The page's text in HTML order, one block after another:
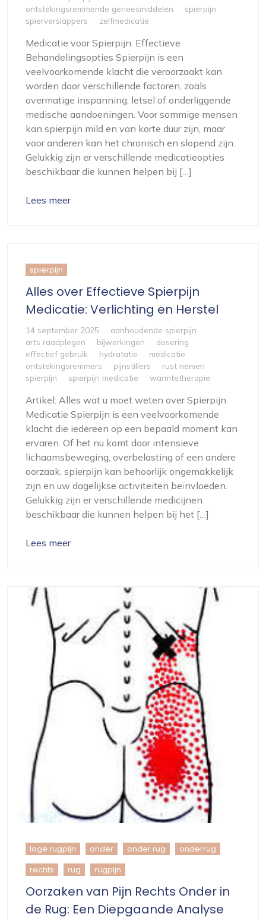
ontstekingsremmende geneesmiddelen
spierpijn
spierverslappers
zelfmedicatie
Medicatie voor Spierpijn: Effectieve
Behandelingsopties Spierpijn is een
veelvoorkomende klacht die veroorzaakt kan
worden door verschillende factoren, zoals
overmatige inspanning, letsel of onderliggende
medische aandoeningen. Voor sommige mensen
kan spierpijn mild en van korte duur zijn, maar
voor anderen kan het chronisch en slopend zijn.
Gelukkig zijn er verschillende medicatieopties
beschikbaar die kunnen helpen bij […]
Lees meer
spierpijn
Alles over Effectieve Spierpijn
Medicatie: Verlichting en Herstel
14 september 2025
aanhoudende spierpijn
arts raadplegen
bijwerkingen
dosering
effectief gebruik
hydratatie
medicatie
ontstekingsremmers
pijnstillers
rust nemen
spierpijn
spierpijn medicatie warmtetherapie
Artikel: Alles wat u moet weten over Spierpijn
Medicatie Spierpijn is een veelvoorkomende
klacht die iedereen op een bepaald moment kan
ervaren. Of het nu komt door intensieve
lichaamsbeweging, overbelasting of een andere
oorzaak, spierpijn kan behoorlijk ongemakkelijk
zijn en uw dagelijkse activiteiten beïnvloeden.
Gelukkig zijn er verschillende medicijnen
beschikbaar die kunnen helpen bij het […]
Lees meer
lage rugpijn onder onder rug onderrug
rechts rug rugpijn
Oorzaken van Pijn Rechts Onder in
de Rug: Een Diepgaande Analyse